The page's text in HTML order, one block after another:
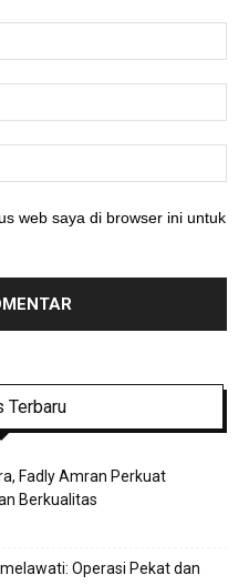
web saya di browser ini untuk
Terbaru
Fadly Amran Perkuat
Berkualitas
Operasi Pekat dan